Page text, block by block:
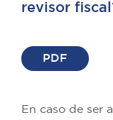
revisor
PDF
En caso de ser